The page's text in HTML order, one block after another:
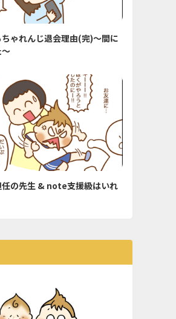
ゃれんじ退会理由(完)〜間に
任の先生 & note支援級はいれ